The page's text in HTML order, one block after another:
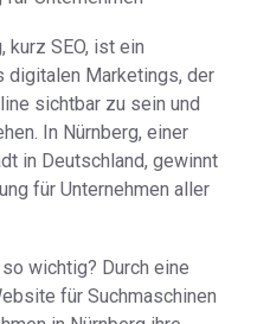
kurz SEO, ist ein
Marketings, der
sichtbar zu sein und
In Nürnberg, einer
in Deutschland, gewinnt
für Unternehmen aller
wichtig? Durch eine
für Suchmaschinen